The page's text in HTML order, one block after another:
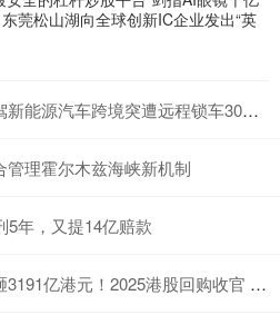
莞松山湖向全球创新IC企业发出“英
远程锁车30多小时 车主：事前未提醒出境会被锁车
管理霍尔木兹海峡新机制
5年，又提14亿赔款
港股回购收官 腾讯独揽1/4 连续四年“称王”